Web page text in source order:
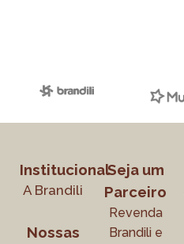
Institucional
A Brandili
Nossas
Seja um
Parceiro
Revenda
Brandili e